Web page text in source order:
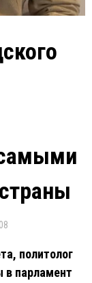
политолог
в парламент